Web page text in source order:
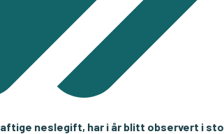
neslegift, har i år blitt observert i